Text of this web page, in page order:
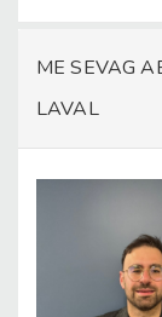
ME SEVAG
LAVAL